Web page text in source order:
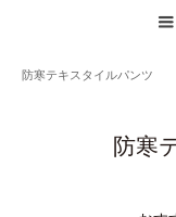
防寒テキスタイルパンツ
防寒